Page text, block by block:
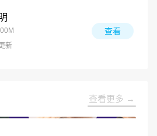
新
查看
查看更多 →